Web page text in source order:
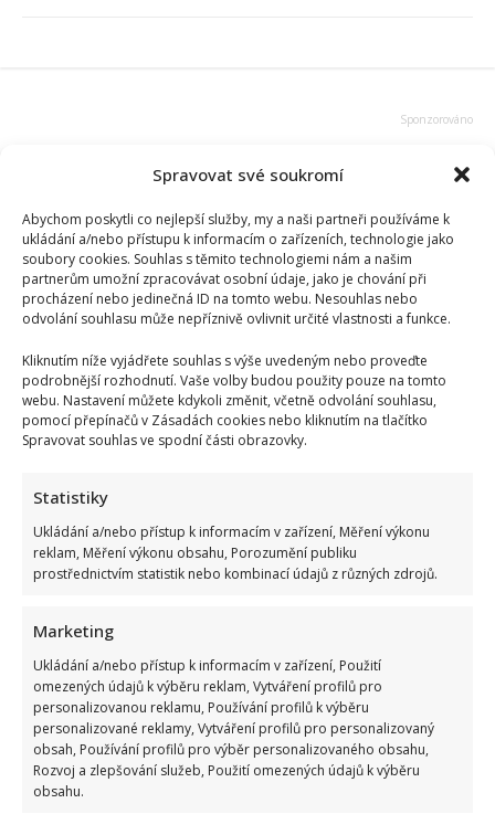
Spravovat své soukromí
Abychom poskytli co nejlepší služby, my a naši partneři používáme k
ukládání a/nebo přístupu k informacím o zařízeních, technologie jako
soubory cookies. Souhlas s těmito technologiemi nám a našim
partnerům umožní zpracovávat osobní údaje, jako je chování při
procházení nebo jedinečná ID na tomto webu. Nesouhlas nebo
odvolání souhlasu může nepříznivě ovlivnit určité vlastnosti a funkce.
Kliknutím níže vyjádřete souhlas s výše uvedeným nebo proveďte
podrobnější rozhodnutí. Vaše volby budou použity pouze na tomto
webu. Nastavení můžete kdykoli změnit, včetně odvolání souhlasu,
pomocí přepínačů v Zásadách cookies nebo kliknutím na tlačítko
Spravovat souhlas ve spodní části obrazovky.
Statistiky
Ukládání a/nebo přístup k informacím v zařízení, Měření výkonu
reklam, Měření výkonu obsahu, Porozumění publiku
prostřednictvím statistik nebo kombinací údajů z různých zdrojů.
Marketing
Ukládání a/nebo přístup k informacím v zařízení, Použití
omezených údajů k výběru reklam, Vytváření profilů pro
personalizovanou reklamu, Používání profilů k výběru
personalizované reklamy, Vytváření profilů pro personalizovaný
obsah, Používání profilů pro výběr personalizovaného obsahu,
Rozvoj a zlepšování služeb, Použití omezených údajů k výběru
obsahu.